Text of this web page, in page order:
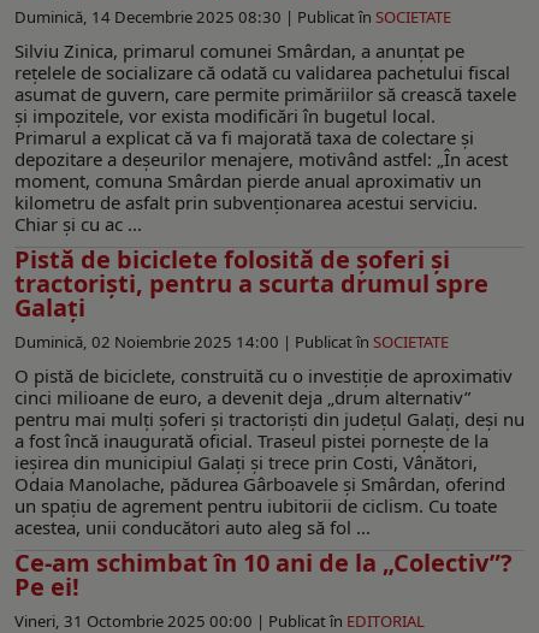
Duminică, 14 Decembrie 2025 08:30 | Publicat în SOCIETATE
Silviu Zinica, primarul comunei Smârdan, a anunțat pe
rețelele de socializare că odată cu validarea pachetului fiscal
asumat de guvern, care permite primăriilor să crească taxele
și impozitele, vor exista modificări în bugetul local.
Primarul a explicat că va fi majorată taxa de colectare și
depozitare a deșeurilor menajere, motivând astfel: „În acest
moment, comuna Smârdan pierde anual aproximativ un
kilometru de asfalt prin subvenționarea acestui serviciu.
Chiar și cu ac ...
Pistă de biciclete folosită de șoferi și
tractoriști, pentru a scurta drumul spre
Galaţi
Duminică, 02 Noiembrie 2025 14:00 | Publicat în SOCIETATE
O pistă de biciclete, construită cu o investiție de aproximativ
cinci milioane de euro, a devenit deja „drum alternativ”
pentru mai mulți șoferi și tractoriști din județul Galați, deși nu
a fost încă inaugurată oficial. Traseul pistei pornește de la
ieșirea din municipiul Galați și trece prin Costi, Vânători,
Odaia Manolache, pădurea Gârboavele și Smârdan, oferind
un spațiu de agrement pentru iubitorii de ciclism. Cu toate
acestea, unii conducători auto aleg să fol ...
Ce-am schimbat în 10 ani de la „Colectiv”?
Pe ei!
Vineri, 31 Octombrie 2025 00:00 | Publicat în EDITORIAL